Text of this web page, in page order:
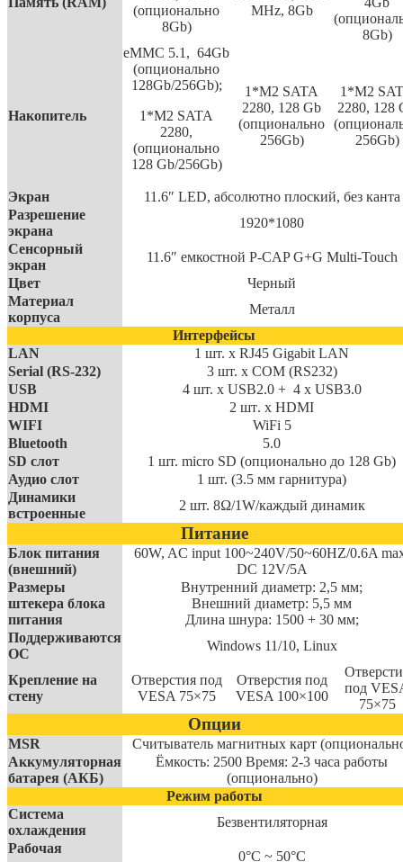
(опционально
8Gb)
MHz, 8Gb
8Gb)
Накопитель
eMMC 5.1, 64Gb
(опционально
128Gb/256Gb);
1*M2 SATA
2280,
(опционально
128 Gb/256Gb)
1*M2 SATA
2280, 128 Gb
(опционально
256Gb)
1*M2
2280, 128
256Gb)
Экран
11.6″ LED, абсолютно плоский, без канта
Разрешение
экрана
1920*1080
Сенсорный
экран
11.6″ емкостной P-CAP G+G Multi-Touch
Цвет
Черный
Материал
корпуса
Металл
Интерфейсы
LAN
1 шт. x RJ45 Gigabit LAN
Serial (RS-232)
3 шт. x COM (RS232)
USB
4 шт. x USB2.0 + 4 x USB3.0
HDMI
2 шт. x HDMI
WIFI
WiFi 5
Bluetooth
5.0
SD слот
1 шт. micro SD (опционально до 128 Gb)
Аудио слот
1 шт. (3.5 мм гарнитура)
Динамики
встроенные
2 шт. 8Ω/1W/каждый динамик
Питание
Блок питания
(внешний)
60W, AC input 100~240V/50~60HZ/0.6A
DC 12V/5A
Размеры
штекера блока
питания
Внутренний диаметр: 2,5 мм;
Внешний диаметр: 5,5 мм
Длина шнура: 1500 + 30 мм;
Поддерживаются
ОС
Windows 11/10, Linux
Крепление на
стену
Отверстия под
VESA 75×75
Отверстия под
VESA 100×100
под
75×75
Опции
MSR
Считыватель магнитных карт
Аккумуляторная
батарея (АКБ)
Ёмкость: 2500 Время: 2-3 часа работы
(опционально)
Режим работы
Система
охлаждения
Безвентиляторная
Рабочая
0°С ~ 50°С